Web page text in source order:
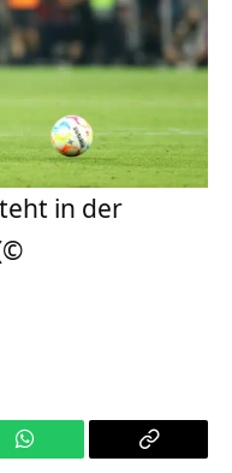
in der
WhatsApp
Copy